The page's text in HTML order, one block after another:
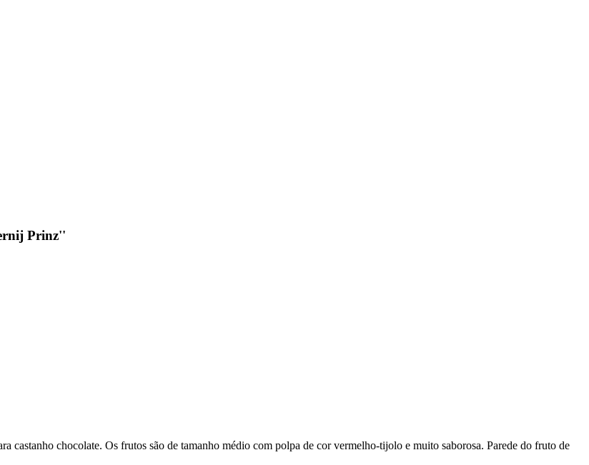
Prinz''
castanho chocolate. Os frutos são de tamanho médio com polpa de cor vermelho-tijolo e muito saborosa. Parede do fruto de